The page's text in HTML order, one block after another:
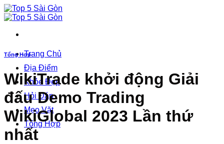
Bỏ
qua
dung
Trang Chủ
Địa Điểm
Khỏe Đẹp
Hỏi Đáp
Mẹo Vặt
Tổng Hợp
Tổng Hợp
WikiTrade khởi động Giải
đấu Demo Trading
WikiGlobal 2023 Lần thứ
nhất